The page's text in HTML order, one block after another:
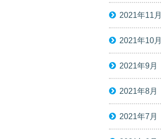
2021年11月
2021年10月
2021年9月
2021年8月
2021年7月